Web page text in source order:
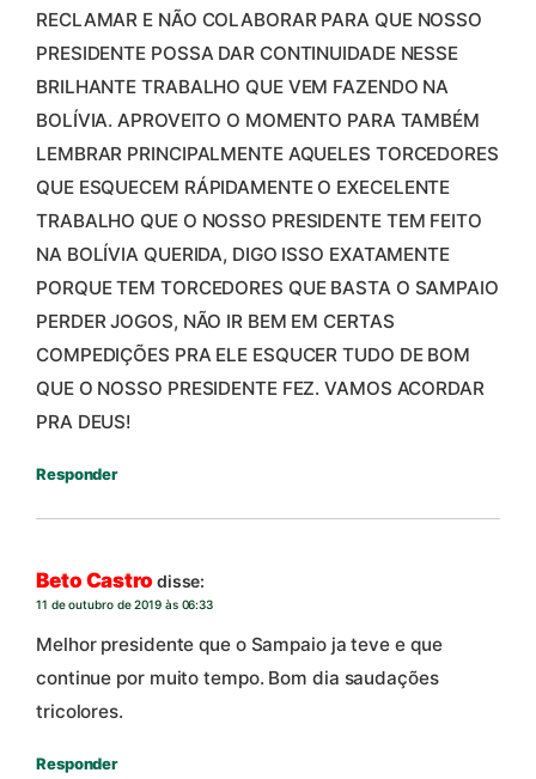
RECLAMAR E NÃO COLABORAR PARA QUE NOSSO
PRESIDENTE POSSA DAR CONTINUIDADE NESSE
BRILHANTE TRABALHO QUE VEM FAZENDO NA
BOLÍVIA. APROVEITO O MOMENTO PARA TAMBÉM
LEMBRAR PRINCIPALMENTE AQUELES TORCEDORES
QUE ESQUECEM RÁPIDAMENTE O EXECELENTE
TRABALHO QUE O NOSSO PRESIDENTE TEM FEITO
NA BOLÍVIA QUERIDA, DIGO ISSO EXATAMENTE
PORQUE TEM TORCEDORES QUE BASTA O SAMPAIO
PERDER JOGOS, NÃO IR BEM EM CERTAS
COMPEDIÇÕES PRA ELE ESQUCER TUDO DE BOM
QUE O NOSSO PRESIDENTE FEZ. VAMOS ACORDAR
PRA DEUS!
Responder
Beto Castro disse:
11 de outubro de 2019 às 06:33
Melhor presidente que o Sampaio ja teve e que
continue por muito tempo. Bom dia saudações
tricolores.
Responder